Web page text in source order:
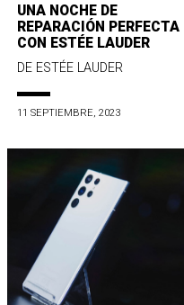
UNA NOCHE DE
REPARACIÓN PERFECTA
CON ESTÉE LAUDER
DE ESTÉE LAUDER
11 SEPTIEMBRE, 2023